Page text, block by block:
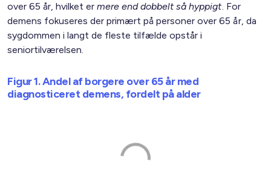
over 65 år, hvilket ermere end dobbelt så hyppigt. For
demens fokuseres der primært på personer over 65 år, da
sygdommen i langt de fleste tilfælde opstår i
seniortilværelsen.
Figur 1. Andel af borgere over 65 år med
diagnosticeret demens, fordelt på alder